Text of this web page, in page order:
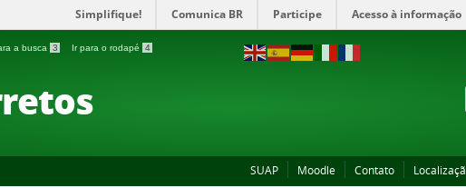
Simplifique! Comunica BR Participe Acesso à informação
a busca 3 Ir para o rodapé 4
SUAP Moodle Contato